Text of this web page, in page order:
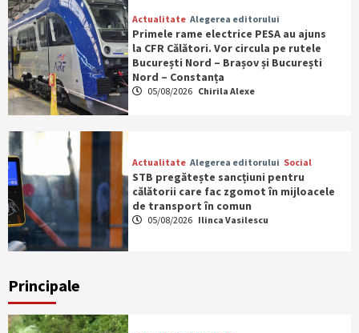
Actualitate Alegerea editorului
Primele rame electrice PESA au ajuns
la CFR Călători. Vor circula pe rutele
București Nord – Brașov și București
Nord – Constanța
05/08/2026 Chirila Alexe
Actualitate Alegerea editorului Social
STB pregătește sancțiuni pentru
călătorii care fac zgomot în mijloacele
de transport în comun
05/08/2026 Ilinca Vasilescu
Principale